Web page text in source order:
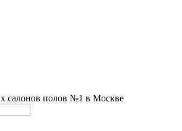
салонов полов №1 в Москве